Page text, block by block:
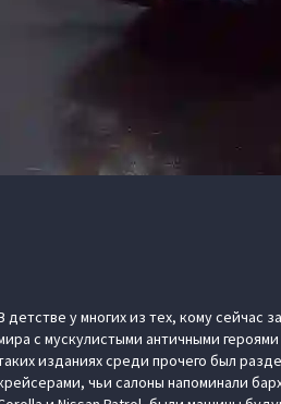
детстве у многих из тех, кому сейчас
с мускулистыми античными
изданиях среди прочего был
чьи салоны напоминали